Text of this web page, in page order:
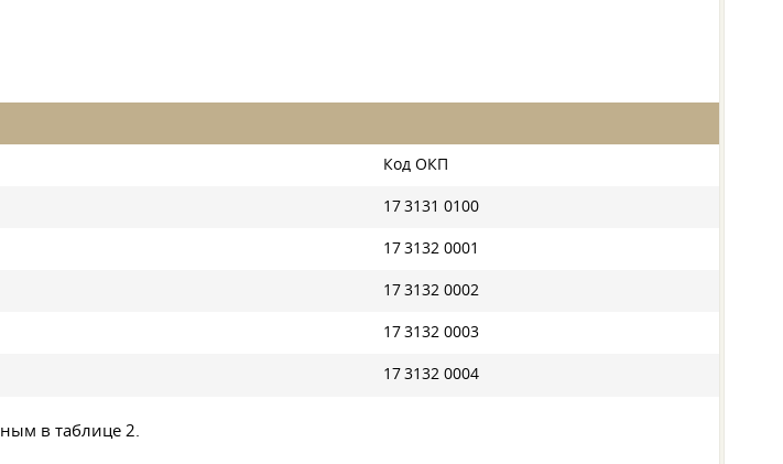
Код ОКП
17 3131 0100
17 3132 0001
17 3132 0002
17 3132 0003
17 3132 0004
в таблице 2.